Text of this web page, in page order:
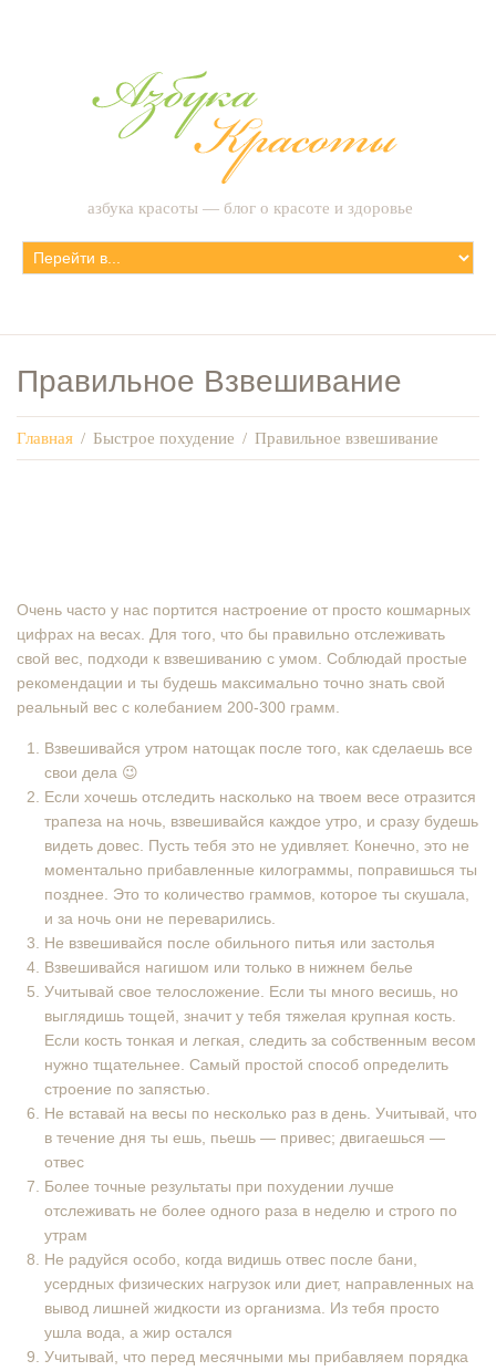
азбука красоты — блог о красоте и здоровье
Правильное Взвешивание
Главная / Быстрое похудение / Правильное взвешивание
Очень часто у нас портится настроение от просто кошмарных
цифрах на весах. Для того, что бы правильно отслеживать
свой вес, подходи к взвешиванию с умом. Соблюдай простые
рекомендации и ты будешь максимально точно знать свой
реальный вес с колебанием 200-300 грамм.
Взвешивайся утром натощак после того, как сделаешь все
свои дела 😉
Если хочешь отследить насколько на твоем весе отразится
трапеза на ночь, взвешивайся каждое утро, и сразу будешь
видеть довес. Пусть тебя это не удивляет. Конечно, это не
моментально прибавленные килограммы, поправишься ты
позднее. Это то количество граммов, которое ты скушала,
и за ночь они не переварились.
Не взвешивайся после обильного питья или застолья
Взвешивайся нагишом или только в нижнем белье
Учитывай свое телосложение. Если ты много весишь, но
выглядишь тощей, значит у тебя тяжелая крупная кость.
Если кость тонкая и легкая, следить за собственным весом
нужно тщательнее. Самый простой способ определить
строение по запястью.
Не вставай на весы по несколько раз в день. Учитывай, что
в течение дня ты ешь, пьешь — привес; двигаешься —
отвес
Более точные результаты при похудении лучше
отслеживать не более одного раза в неделю и строго по
утрам
Не радуйся особо, когда видишь отвес после бани,
усердных физических нагрузок или диет, направленных на
вывод лишней жидкости из организма. Из тебя просто
ушла вода, а жир остался
Учитывай, что перед месячными мы прибавляем порядка